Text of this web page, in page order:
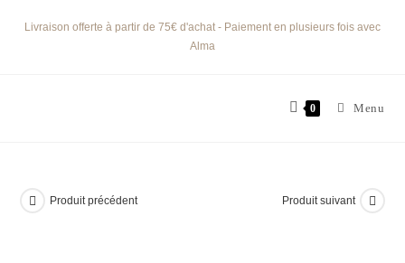
Livraison offerte à partir de 75€ d'achat - Paiement en plusieurs fois avec
Alma
0 Menu
Produit précédent Produit suivant